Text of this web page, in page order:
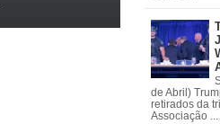
de Abril)
retirados da
Associação ...